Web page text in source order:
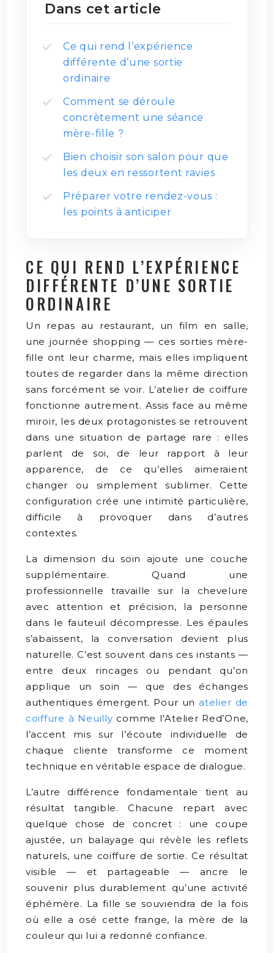
Dans cet article
Ce qui rend l’expérience
différente d’une sortie
ordinaire
Comment se déroule
concrètement une séance
mère-fille ?
Bien choisir son salon pour que
les deux en ressortent ravies
Préparer votre rendez-vous :
les points à anticiper
CE QUI REND L’EXPÉRIENCE
DIFFÉRENTE D’UNE SORTIE
ORDINAIRE
Un repas au restaurant, un film en salle,
une journée shopping — ces sorties mère-
fille ont leur charme, mais elles impliquent
toutes de regarder dans la même direction
sans forcément se voir. L’atelier de coiffure
fonctionne autrement. Assis face au même
miroir, les deux protagonistes se retrouvent
dans une situation de partage rare : elles
parlent de soi, de leur rapport à leur
apparence, de ce qu’elles aimeraient
changer ou simplement sublimer. Cette
configuration crée une intimité particulière,
difficile à provoquer dans d’autres
contextes.
La dimension du soin ajoute une couche
supplémentaire. Quand une
professionnelle travaille sur la chevelure
avec attention et précision, la personne
dans le fauteuil décompresse. Les épaules
s’abaissent, la conversation devient plus
naturelle. C’est souvent dans ces instants —
entre deux rincages ou pendant qu’on
applique un soin — que des échanges
authentiques émergent. Pour un atelier de
coiffure à Neuilly comme l’Atelier Red’One,
l’accent mis sur l’écoute individuelle de
chaque cliente transforme ce moment
technique en véritable espace de dialogue.
L’autre différence fondamentale tient au
résultat tangible. Chacune repart avec
quelque chose de concret : une coupe
ajustée, un balayage qui révèle les reflets
naturels, une coiffure de sortie. Ce résultat
visible — et partageable — ancre le
souvenir plus durablement qu’une activité
éphémère. La fille se souviendra de la fois
où elle a osé cette frange, la mère de la
couleur qui lui a redonné confiance.